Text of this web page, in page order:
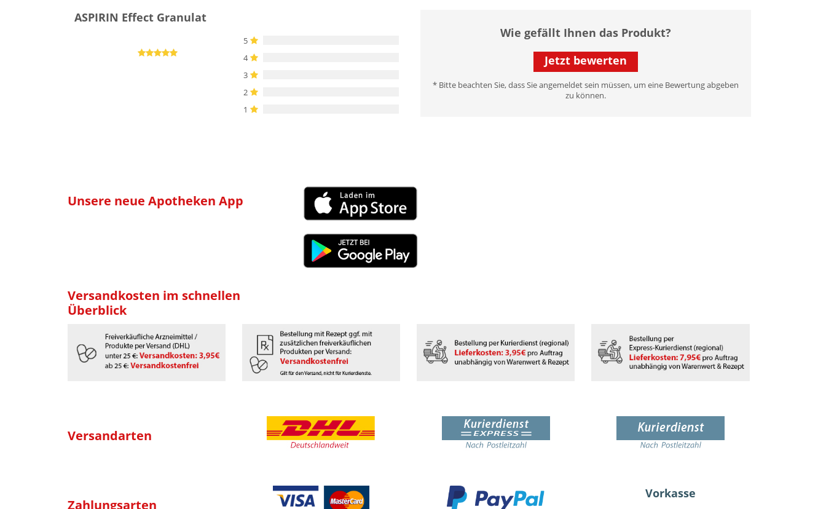
ASPIRIN Effect Granulat
5
4
3
2
1
Wie gefällt Ihnen das Produkt?
Jetzt bewerten
* Bitte beachten Sie, dass Sie angemeldet sein müssen, um eine Bewertung abgeben
zu können.
Unsere neue Apotheken App
Versandkosten im schnellen
Überblick
Versandarten
Zahlungsarten
Vorkasse